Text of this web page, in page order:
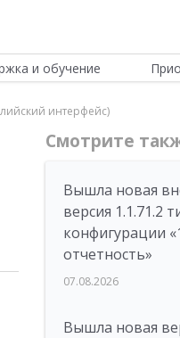
и обучение
интерфейс)
Смотрите
Вышла новая
версия 1.1.71.2
конфигурации
отчетность»
07.08.2026
Вышла новая